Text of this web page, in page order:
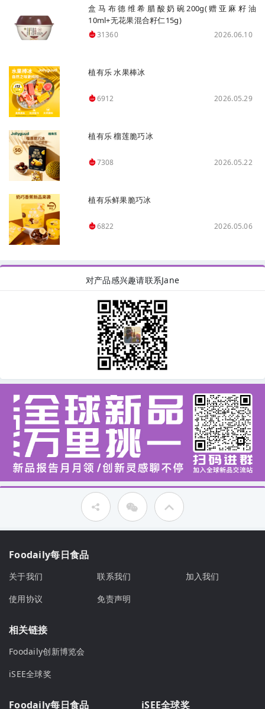
盒马布德维希腊酸奶碗200g(赠亚麻籽油
10ml+无花果混合籽仁15g)
31360 2026.06.10
植有乐 水果棒冰
6912 2026.05.29
植有乐 榴莲脆巧冰
7308 2026.05.22
植有乐鲜果脆巧冰
6822 2026.05.06
对产品感兴趣请联系Jane
Foodaily每日食品
关于我们 联系我们
加入我们
使用协议
免责声明
相关链接
Foodaily创新博览会
iSEE全球奖
Foodaily每日食品 iSEE全球奖